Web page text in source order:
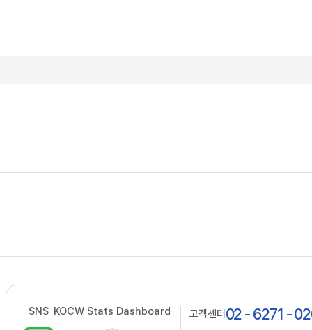
SNS KOCW Stats Dashboard 고객센터 02 - 6271 -